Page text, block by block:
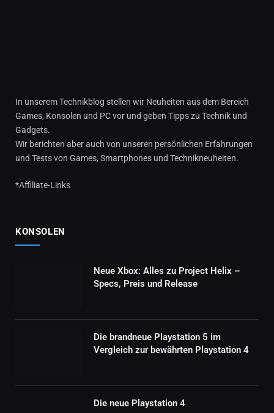
In unserem Technikblog stellen wir Neuheiten aus dem Bereich
Games, Konsolen und PC vor und geben Tipps zu Technik und
Gadgets.
Wir berichten aber auch von unseren persönlichen Erfahrungen
und Tests von Games, Smartphones und Technikneuheiten.
*Affiliate-Links
KONSOLEN
Neue Xbox: Alles zu Project Helix –
Specs, Preis und Release
Die brandneue Playstation 5 im
Vergleich zur bewährten Playstation 4
Die neue Playstation 4